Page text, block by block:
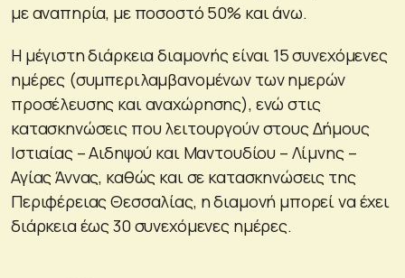
με αναπηρία, με ποσοστό 50% και άνω.
Η μέγιστη διάρκεια διαμονής είναι 15 συνεχόμενες
ημέρες (συμπεριλαμβανομένων των ημερών
προσέλευσης και αναχώρησης), ενώ στις
κατασκηνώσεις που λειτουργούν στους Δήμους
Ιστιαίας – Αιδηψού και Μαντουδίου – Λίμνης –
Αγίας Άννας, καθώς και σε κατασκηνώσεις της
Περιφέρειας Θεσσαλίας, η διαμονή μπορεί να έχει
διάρκεια έως 30 συνεχόμενες ημέρες.